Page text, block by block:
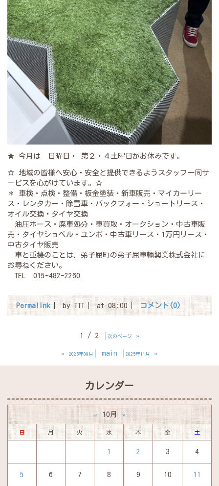
★ 今月は 日曜日・ 第２・４土曜日がお休みです。
☆ 地域の皆様へ安心・安全と提供できるようスタッフ一同サ
ービスを心がけています。☆
＊ 車検・点検・整備・板金塗装・新車販売・マイカーリー
ス・レンタカー・除雪車・バックフォー・ショートリース・
オイル交換・タイヤ交換
油圧ホース・廃車処分・車買取・オークション・中古車販
売・タイヤショベル・ユンボ・中古車リース・1万円リース・
中古タイヤ販売
車と重機のことは、弟子屈町の弟子屈車輛興業株式会社に
お尋ねください。
TEL 015-482-2260
Permalink by TTT at 08:00 コメント(0)
1 / 2 次のページ »
« 2025年09月 main 2025年11月 »
カレンダー
« 10月 »
日 月 火 水 木 金 土
1 2 3 4
5 6 7 8 9 10 11